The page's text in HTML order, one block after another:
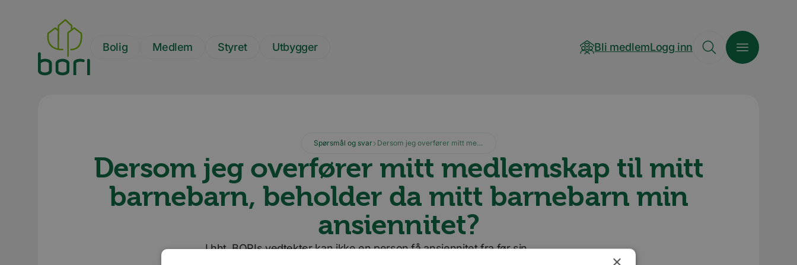
hovedinnhold
Bolig Medlem Styret Utbygger Bli medlemLogg inn
Spørsmål og svar Dersom jeg overfører mitt medlemskap til mitt barnebarn, beholder da mitt barnebarn min ansiennitet?
Dersom jeg overfører mitt medlemskap til mitt
barnebarn, beholder da mitt barnebarn min
ansiennitet?
I hht. BORIs vedtekter kan ikke en person få ansiennitet fra før sin